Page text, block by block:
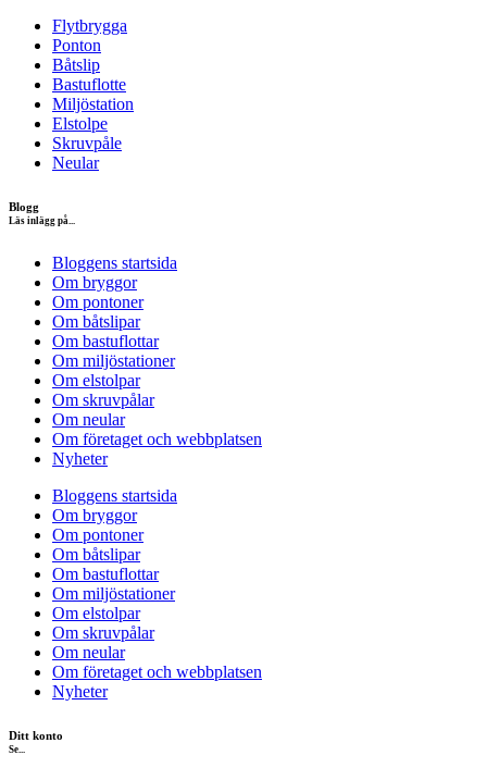
Flytbrygga
Ponton
Båtslip
Bastuflotte
Miljöstation
Elstolpe
Skruvpåle
Neular
Blogg
Läs inlägg på...
Bloggens startsida
Om bryggor
Om pontoner
Om båtslipar
Om bastuflottar
Om miljöstationer
Om elstolpar
Om skruvpålar
Om neular
Om företaget och webbplatsen
Nyheter
Bloggens startsida
Om bryggor
Om pontoner
Om båtslipar
Om bastuflottar
Om miljöstationer
Om elstolpar
Om skruvpålar
Om neular
Om företaget och webbplatsen
Nyheter
Ditt konto
Se...